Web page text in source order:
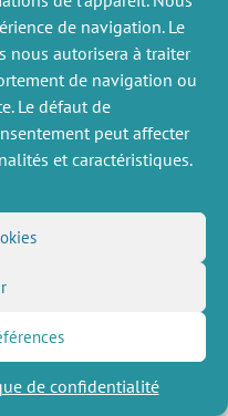
de navigation. Le
nous autorisera à traiter
de navigation ou
Le défaut de
peut affecter
et caractéristiques.
de confidentialité
ACTUALITÉS
PRÉCÉDENTE
SUIVRE
sociaux
(Twitter)